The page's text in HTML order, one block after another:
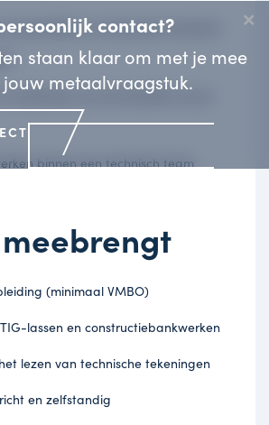
×
contact?
staan klaar om met je mee
metaalvraagstuk.
en eventueel monteren
verbeteren van de kwaliteit van je
binnen een technisch team
(minimaal VMBO)
lassen en constructiebankwerken
lezen van technische tekeningen
en zelfstandig